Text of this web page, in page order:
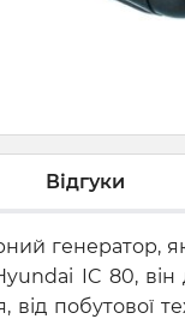
Відгуки
генератор,
IC 80, він
побутової